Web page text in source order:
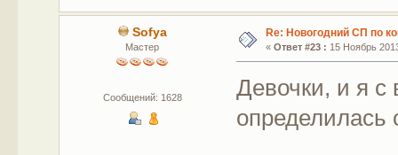
Sofya
Мастер
Сообщений: 1628
Re: Новогодний СП по
« Ответ #23 : 15 Ноябрь
Девочки, и я